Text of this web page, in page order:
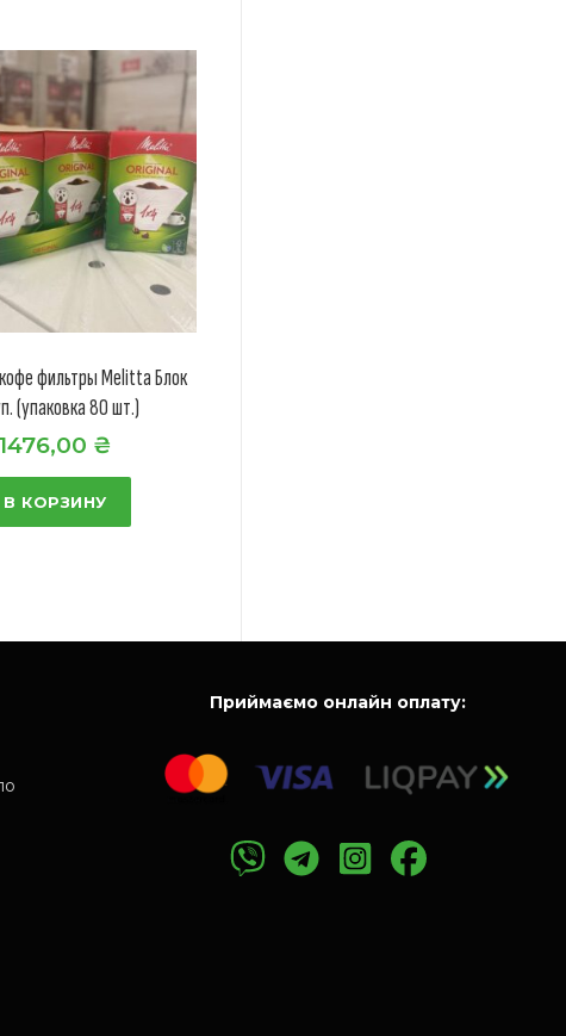
фильтры Melitta Блок
(упаковка 80 шт.)
1476,00 ₴
В КОРЗИНУ
Приймаємо онлайн оплату: